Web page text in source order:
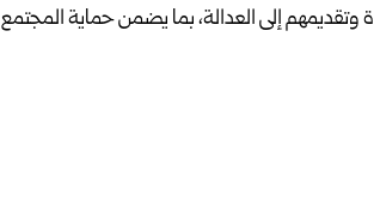
وتقديمهم إلى العدالة، بما يضمن حماية المجتمع